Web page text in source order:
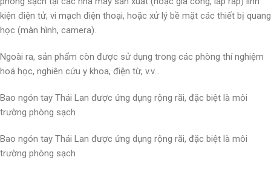
kiện điện tử, vi mạch điện thoại, hoặc xử lý bề mặt các thiết bị quang
học (màn hình, camera).
Ngoài ra, sản phẩm còn được sử dụng trong các phòng thí nghiệm
hoá học, nghiên cứu y khoa, điện từ, v.v…
Bao ngón tay Thái Lan được ứng dụng rộng rãi, đặc biệt là môi
trường phòng sạch
Bao ngón tay Thái Lan được ứng dụng rộng rãi, đặc biệt là môi
trường phòng sạch